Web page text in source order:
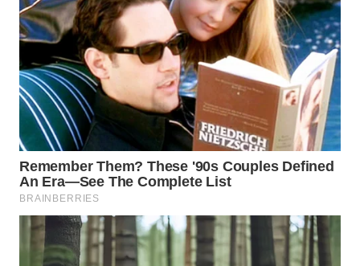
WN
KARAWANG
WN
BEKASI
WN
BOGOR
WN
DEPOK
WN